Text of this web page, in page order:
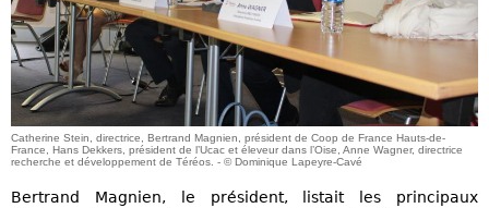
Catherine Stein, directrice, Bertrand Magnien, président de Coop de France Hauts-de-
France, Hans Dekkers, président de l’Ucac et éleveur dans l’Oise, Anne Wagner, directrice
recherche et développement de Téréos. - © Dominique Lapeyre-Cavé
Bertrand Magnien, le président, listait les principaux